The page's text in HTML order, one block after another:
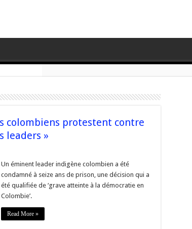
colombiens protestent contre
leaders »
Un éminent leader indigène colombien a été
condamné à seize ans de prison, une décision qui a
été qualifiée de ‘grave atteinte à la démocratie en
Colombie’.
Read More »